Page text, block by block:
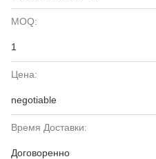
MOQ:
1
Цена:
negotiable
Время Доставки:
Договоренно